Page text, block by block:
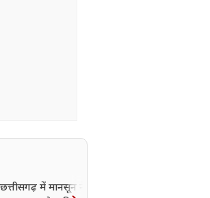
छत्तीसगढ़ में मानसून ने पकड़ी